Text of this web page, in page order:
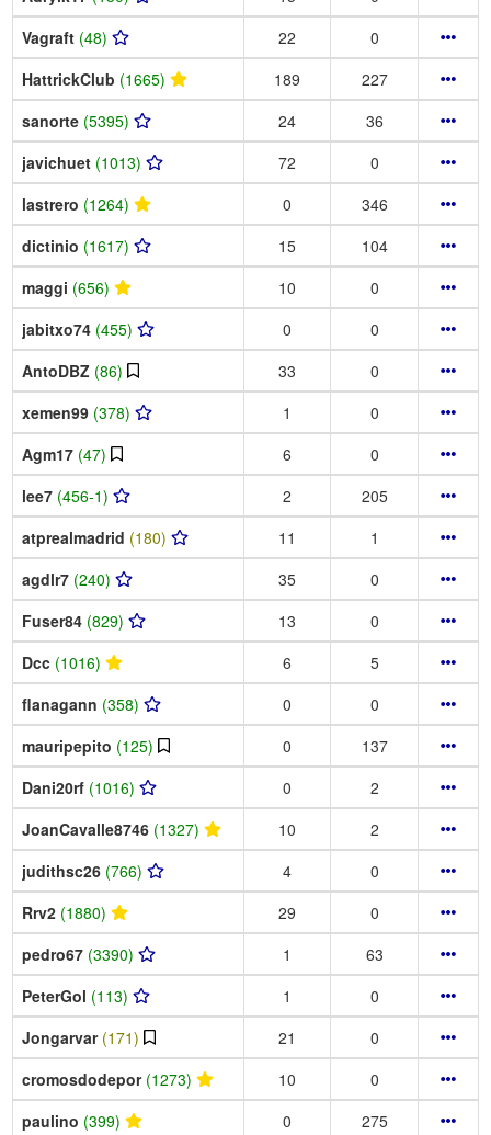
Vagraft (48) 22
0
HattrickClub (1665) 189
227
sanorte (5395) 24
36
javichuet (1013) 72
0
lastrero (1264) 0
346
dictinio (1617) 15
104
maggi (656) 10
0
jabitxo74 (455) 0
0
AntoDBZ (86) 33
0
xemen99 (378) 1
0
Agm17 (47) 6
0
lee7 (456-1) 2
205
atprealmadrid (180) 11
1
agdlr7 (240) 35
0
Fuser84 (829) 13
0
Dcc (1016) 6
5
flanagann (358) 0
0
mauripepito (125) 0
137
Dani20rf (1016) 0
2
JoanCavalle8746 (1327) 10
2
judithsc26 (766) 4
0
Rrv2 (1880) 29
0
pedro67 (3390) 1
63
PeterGol (113) 1
0
Jongarvar (171) 21
0
cromosdodepor (1273) 10
0
paulino (399) 0 275